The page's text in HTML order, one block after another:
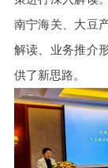
南宁海关、大豆
解读、业务推介
供了新思路。